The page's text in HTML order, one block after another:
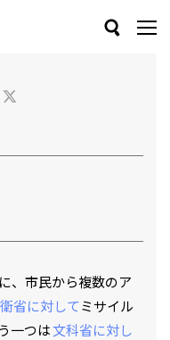
Facebook
、市民から複数のア
省に対してミサイル
一つは文科省に対し